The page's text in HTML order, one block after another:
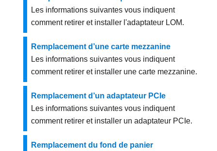
Les informations suivantes vous indiquent
comment retirer et installer l'adaptateur LOM.
Remplacement d’une carte mezzanine
Les informations suivantes vous indiquent
comment retirer et installer une carte mezzanine.
Remplacement d’un adaptateur PCIe
Les informations suivantes vous indiquent
comment retirer et installer un adaptateur PCIe.
Remplacement du fond de panier